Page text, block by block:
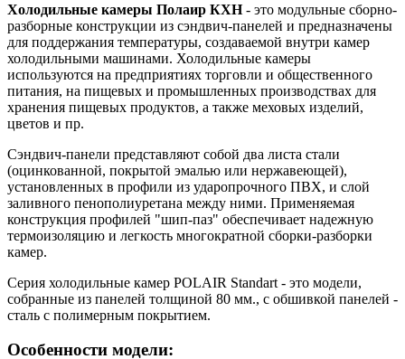
Холодильные камеры Полаир КХН- это модульные сборно-
разборные конструкции из сэндвич-панелей и предназначены
для поддержания температуры, создаваемой внутри камер
холодильными машинами. Холодильные камеры
используются на предприятиях торговли и общественного
питания, на пищевых и промышленных производствах для
хранения пищевых продуктов, а также меховых изделий,
цветов и пр.
Сэндвич-панели представляют собой два листа стали
(оцинкованной, покрытой эмалью или нержавеющей),
установленных в профили из ударопрочного ПВХ, и слой
заливного пенополиуретана между ними. Применяемая
конструкция профилей "шип-паз" обеспечивает надежную
термоизоляцию и легкость многократной сборки-разборки
камер.
Серия холодильные камер POLAIR Standart - это модели,
собранные из панелей толщиной 80 мм., с обшивкой панелей -
сталь с полимерным покрытием.
Особенности модели: